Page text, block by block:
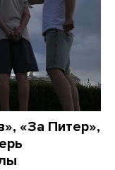
«За Питер»,